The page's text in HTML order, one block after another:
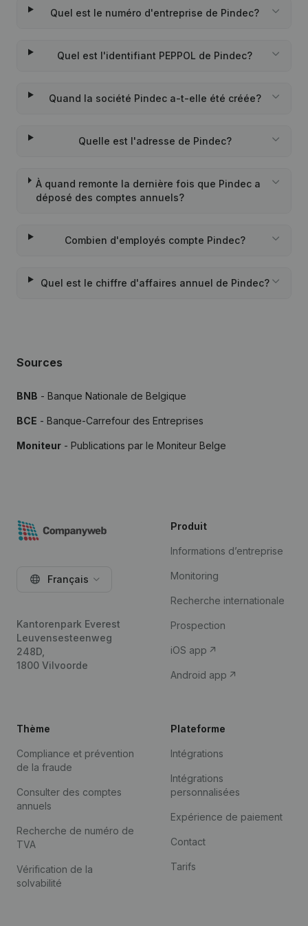
Quel est le numéro d'entreprise de Pindec?
Quel est l'identifiant PEPPOL de Pindec?
Quand la société Pindec a-t-elle été créée?
Quelle est l'adresse de Pindec?
À quand remonte la dernière fois que Pindec a
déposé des comptes annuels?
Combien d'employés compte Pindec?
Quel est le chiffre d'affaires annuel de Pindec?
Sources
BNB - Banque Nationale de Belgique
BCE - Banque-Carrefour des Entreprises
Moniteur - Publications par le Moniteur Belge
Français
Kantorenpark Everest
Leuvensesteenweg
248D,
1800 Vilvoorde
Produit
Informations d’entreprise
Monitoring
Recherche internationale
Prospection
iOS app
Android app
Thème
Compliance et prévention
de la fraude
Consulter des comptes
annuels
Recherche de numéro de
TVA
Vérification de la
solvabilité
Plateforme
Intégrations
Intégrations
personnalisées
Expérience de paiement
Contact
Tarifs